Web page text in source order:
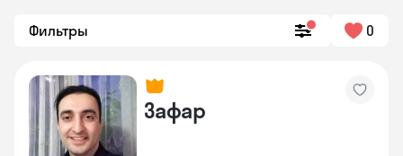
Фильтры 0
Зафар